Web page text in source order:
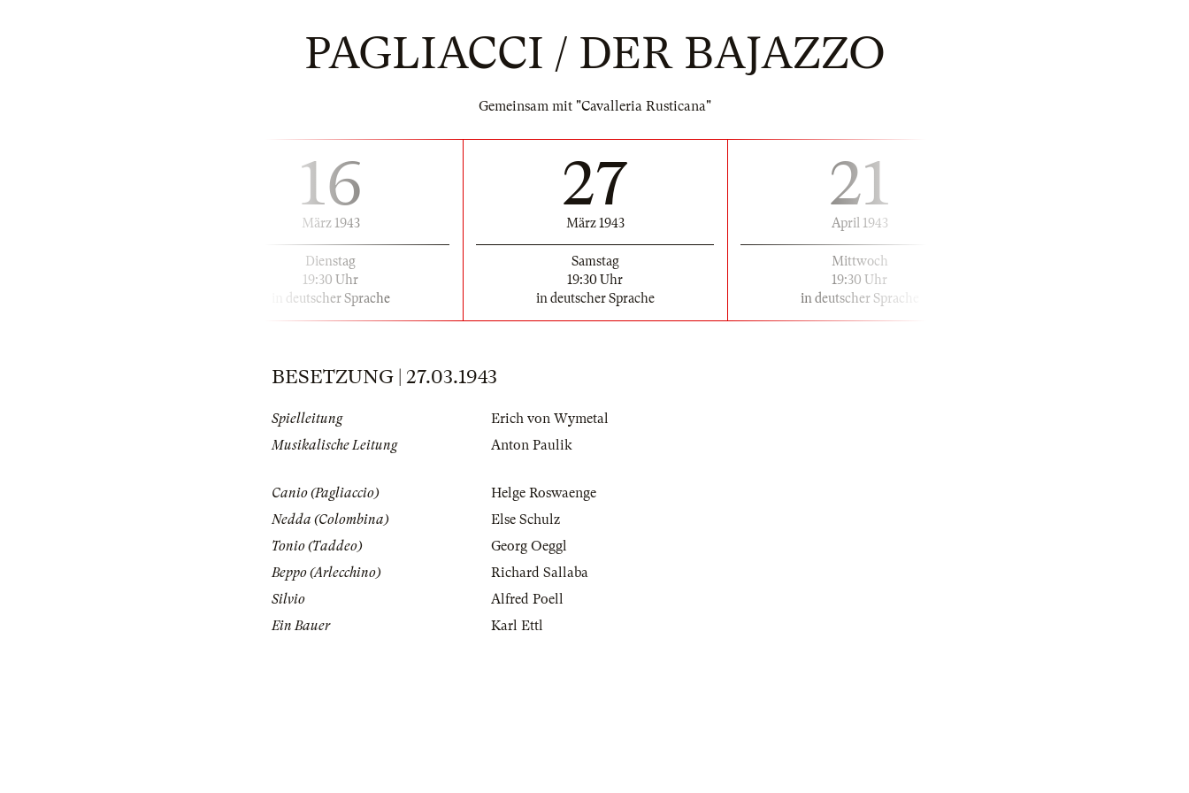
PAGLIACCI / DER BAJAZZO
Gemeinsam mit "Cavalleria Rusticana"
16
März 1943
Dienstag
19:30 Uhr
in deutscher Sprache
27
März 1943
Samstag
19:30 Uhr
in deutscher Sprache
21
April 1943
Mittwoch
19:30 Uhr
in deutscher Sprache
BESETZUNG | 27.03.1943
Spielleitung
Erich von Wymetal
Musikalische Leitung
Anton Paulik
Canio (Pagliaccio)
Helge Roswaenge
Nedda (Colombina)
Else Schulz
Tonio (Taddeo)
Georg Oeggl
Beppo (Arlecchino)
Richard Sallaba
Silvio
Alfred Poell
Ein Bauer
Karl Ettl